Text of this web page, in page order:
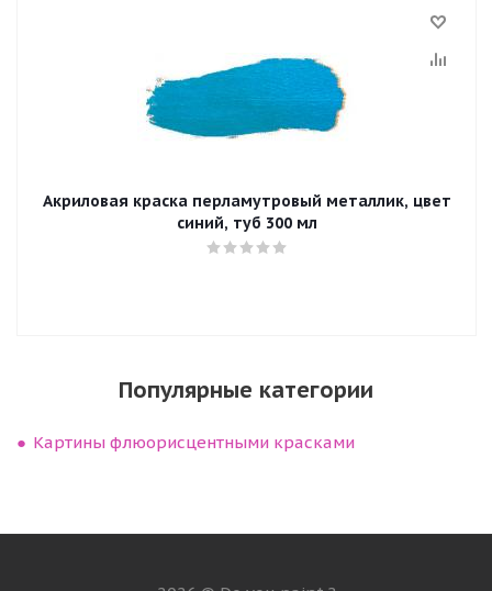
Акриловая краска перламутровый металлик, цвет
синий, туб 300 мл
Популярные категории
Картины флюорисцентными красками